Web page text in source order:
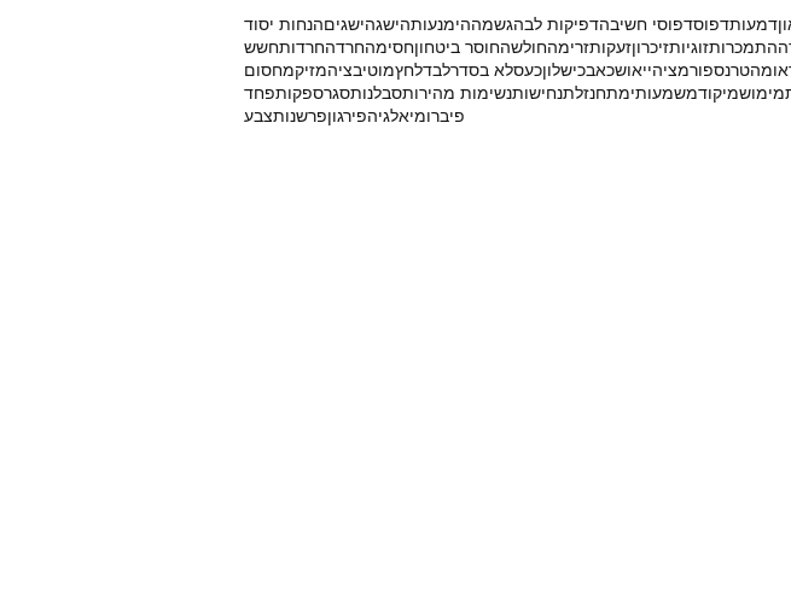
דמעותדפוסדפוסי חשיבהדפיקות לבהגשמההימנעותהישגהישגיםהנחות יסוד
התמכרותזוגיותזיכרוןזעקותזרימהחולשהחוסר ביטחוןחסימהחרדהחרדותחשש
טרנספורמציהייאושכאבכישלוןכעסלא בסדרלבדלחץמוטיבציהמזיקמחסום
מימושמיקודמשמעותימתחנזלתנחישותנשימות מהירותסבלנותסגרספקותפחד
פיברומיאלגיהפירגוןפרשנותצבע